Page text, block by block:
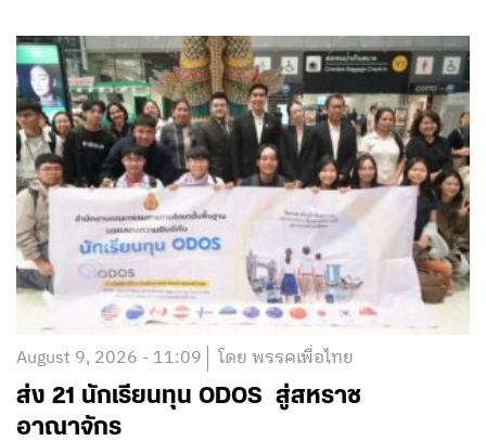
August 9, 2026 - 11:09 โดย พรรคเพื่อไทย
ส่ง 21 นักเรียนทุน ODOS สู่สหราช
อาณาจักร